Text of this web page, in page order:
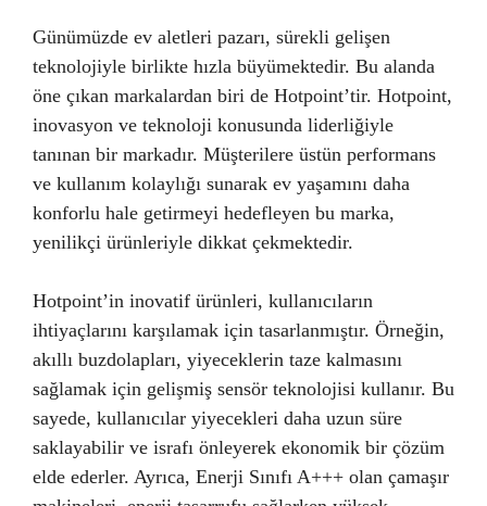
Günümüzde ev aletleri pazarı, sürekli gelişen
teknolojiyle birlikte hızla büyümektedir. Bu alanda
öne çıkan markalardan biri de Hotpoint’tir. Hotpoint,
inovasyon ve teknoloji konusunda liderliğiyle
tanınan bir markadır. Müşterilere üstün performans
ve kullanım kolaylığı sunarak ev yaşamını daha
konforlu hale getirmeyi hedefleyen bu marka,
yenilikçi ürünleriyle dikkat çekmektedir.
Hotpoint’in inovatif ürünleri, kullanıcıların
ihtiyaçlarını karşılamak için tasarlanmıştır. Örneğin,
akıllı buzdolapları, yiyeceklerin taze kalmasını
sağlamak için gelişmiş sensör teknolojisi kullanır. Bu
sayede, kullanıcılar yiyecekleri daha uzun süre
saklayabilir ve israfı önleyerek ekonomik bir çözüm
elde ederler. Ayrıca, Enerji Sınıfı A+++ olan çamaşır